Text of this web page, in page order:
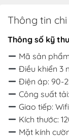
Thông tin
Thông số kỹ
Mã sản
Điều khiển 3
Điện áp: 90-
Công suất
Giao tiếp:
Kích thước:
Mặt kính